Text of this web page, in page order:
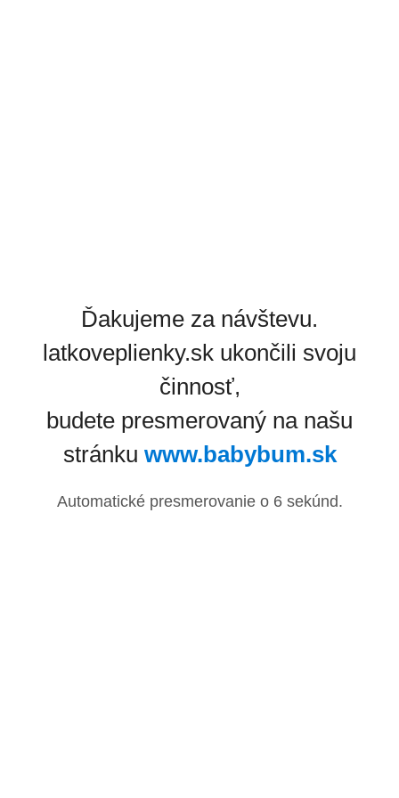
Ďakujeme za návštevu.
latkoveplienky.sk ukončili svoju
činnosť,
budete presmerovaný na našu
stránku www.babybum.sk
Automatické presmerovanie o 6sekúnd.